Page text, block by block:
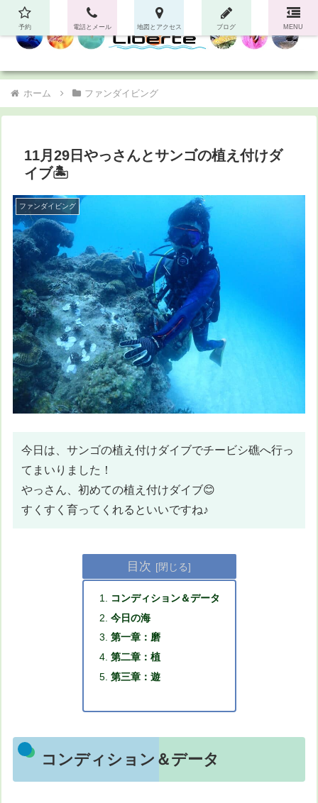
ホーム ファンダイビング
11月29日やっさんとサンゴの植え付けダ
イブ🏝
ファンダイビング
今日は、サンゴの植え付けダイブでチービシ礁へ行っ
てまいりました！
やっさん、初めての植え付けダイブ😊
すくすく育ってくれるといいですね♪
目次
コンディション＆データ
今日の海
第一章：磨
第二章：植
第三章：遊
コンディション＆データ
予約 電話とメール 地図とアクセス ブログ MENU